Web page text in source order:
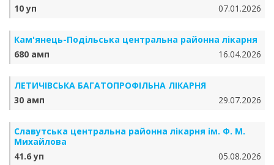
10 уп
07.01.2026
Кам'янець-Подільська центральна районна лікарня
680 амп
16.04.2026
ЛЕТИЧІВСЬКА БАГАТОПРОФІЛЬНА ЛІКАРНЯ
30 амп
29.07.2026
Славутська центральна районна лікарня ім. Ф. М.
Михайлова
41.6 уп
05.08.2026